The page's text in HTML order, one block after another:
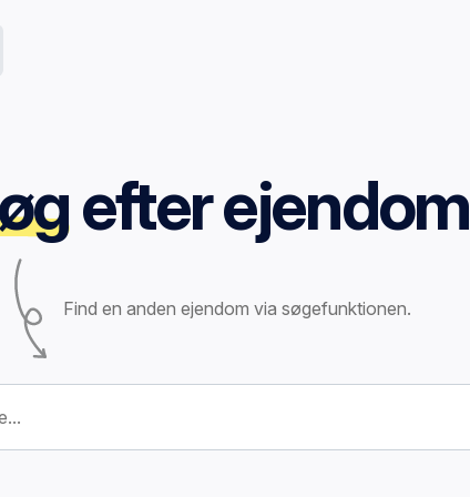
efter ejendom
Find en anden ejendom via søgefunktionen.